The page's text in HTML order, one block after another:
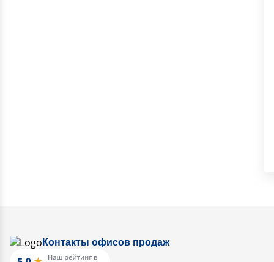
Контакты офисов продаж